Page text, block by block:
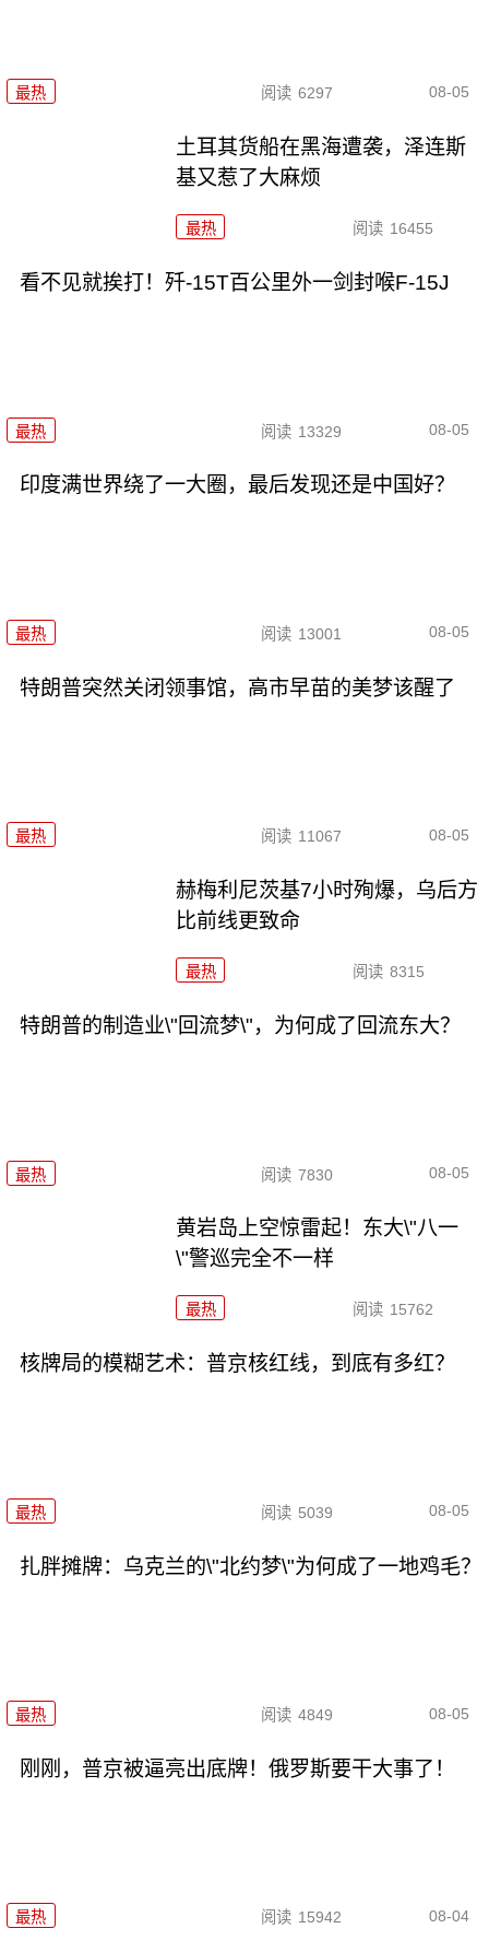
最热 阅读 6297 08-05
土耳其货船在黑海遭袭，泽连斯
基又惹了大麻烦
最热 阅读 16455
看不见就挨打！歼-15T百公里外一剑封喉F-15J
最热 阅读 13329 08-05
印度满世界绕了一大圈，最后发现还是中国好？
最热 阅读 13001 08-05
特朗普突然关闭领事馆，高市早苗的美梦该醒了
最热 阅读 11067 08-05
赫梅利尼茨基7小时殉爆，乌后方
比前线更致命
最热 阅读 8315
特朗普的制造业\"回流梦\"，为何成了回流东大？
最热 阅读 7830 08-05
黄岩岛上空惊雷起！东大\"八一
\"警巡完全不一样
最热 阅读 15762
核牌局的模糊艺术：普京核红线，到底有多红？
最热 阅读 5039 08-05
扎胖摊牌：乌克兰的\"北约梦\"为何成了一地鸡毛？
最热 阅读 4849 08-05
刚刚，普京被逼亮出底牌！俄罗斯要干大事了！
最热 阅读 15942 08-04